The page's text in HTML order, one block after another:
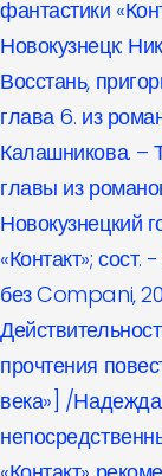
фантастики
Новокузнецк:
Восстань,
глава 6. из
Калашникова. –
главы из
Новокузнецкий
«Контакт»;
без Compani,
прочтения
века»] /